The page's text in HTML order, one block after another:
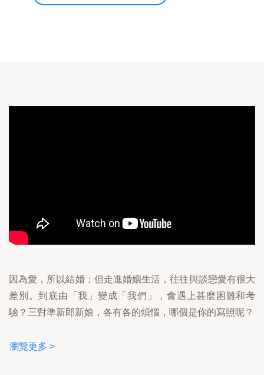
因為愛，所以結婚；但走進婚姻生活，往往與談戀愛有很大
差別。到底由「我」變成「我們」，會遇上甚麼困難和考
驗？三對準新郎新娘，各有各的煩惱，哪個是你的寫照呢？
瀏覽更多 >